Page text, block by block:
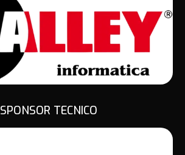
SPONSOR TECNICO